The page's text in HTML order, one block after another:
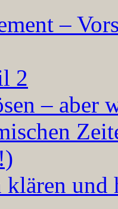
–
2
– aber
klären